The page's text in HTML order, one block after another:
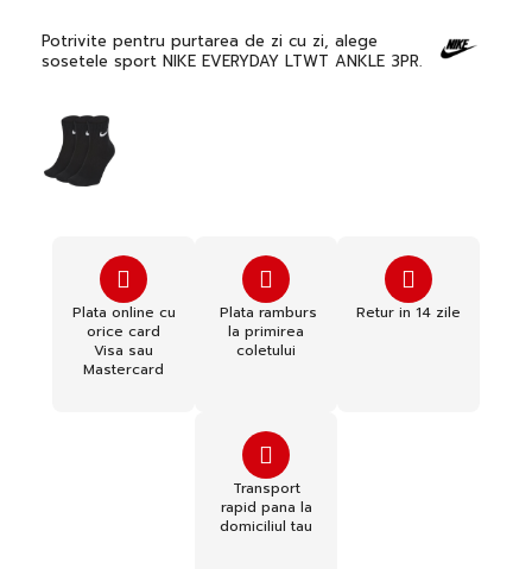
gallery
Potrivite pentru purtarea de zi cu zi, alege
sosetele sport NIKE EVERYDAY LTWT ANKLE 3PR.
Plata online cu
orice card
Visa sau
Mastercard
Plata ramburs
la primirea
coletului
Retur in 14 zile
Transport
rapid pana la
domiciliul tau